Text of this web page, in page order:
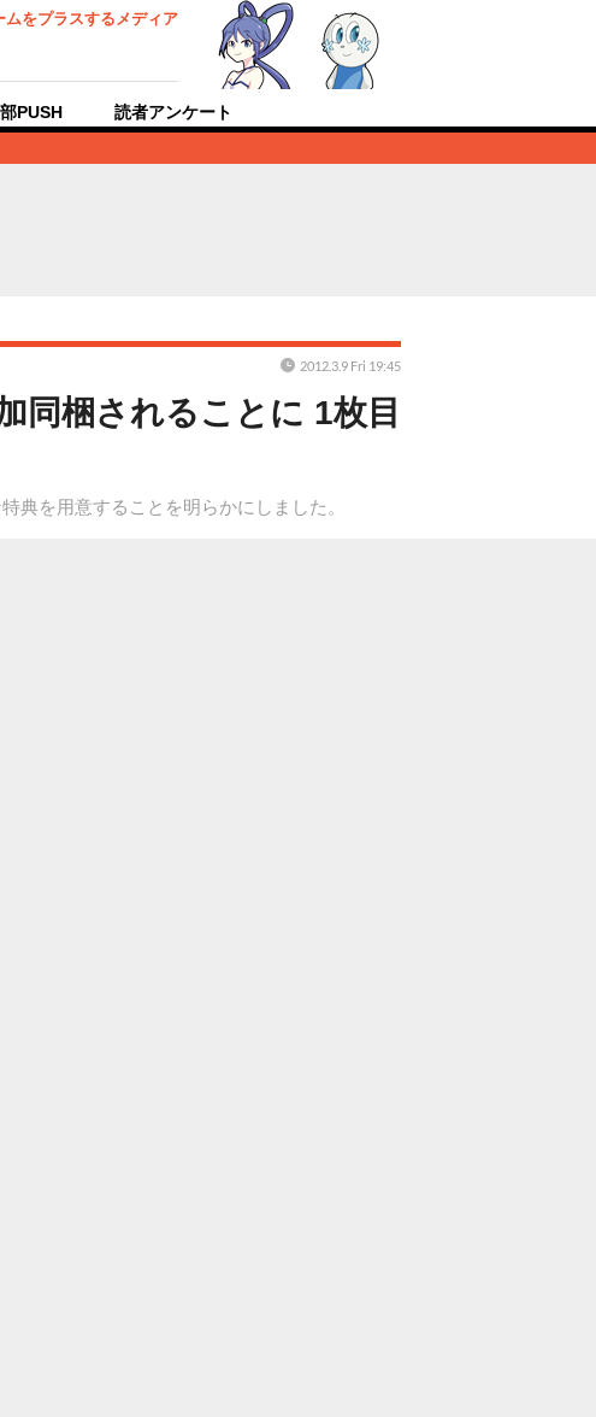
ムをプラスするメディア
PUSH 読者アンケート
同梱されることに 1枚目
典を用意することを明らかにしました。
2012.3.9 Fri 19:45